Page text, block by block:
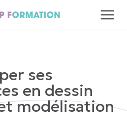
ses
en dessin
modélisation